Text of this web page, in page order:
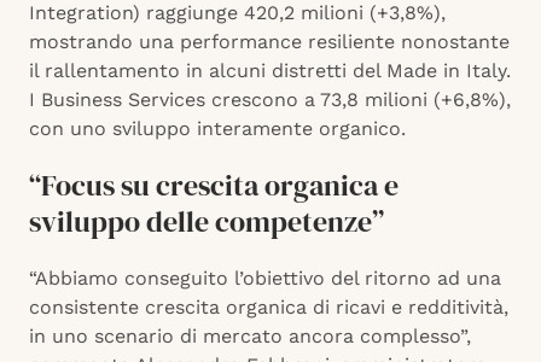
Integration) raggiunge 420,2 milioni (+3,8%),
mostrando una performance resiliente nonostante
il rallentamento in alcuni distretti del Made in Italy.
I Business Services crescono a 73,8 milioni (+6,8%),
con uno sviluppo interamente organico.
“Focus su crescita organica e
sviluppo delle competenze”
“Abbiamo conseguito l’obiettivo del ritorno ad una
consistente crescita organica di ricavi e redditività,
in uno scenario di mercato ancora complesso”,